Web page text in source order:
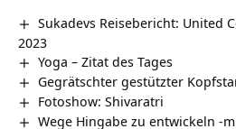
Sukadevs Reisebericht: United
2023
Yoga – Zitat des Tages
Gegrätschter gestützter
Fotoshow: Shivaratri
Wege Hingabe zu entwickeln -